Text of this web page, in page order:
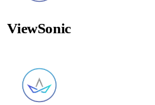
ViewSonic